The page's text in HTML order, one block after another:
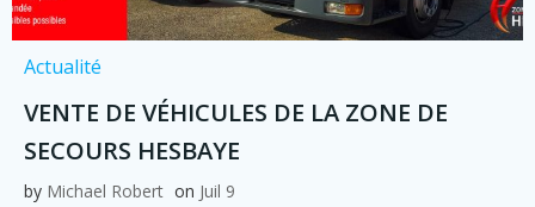
Actualité
VENTE DE VÉHICULES DE LA ZONE DE
SECOURS HESBAYE
by Michael Robert on Juil 9